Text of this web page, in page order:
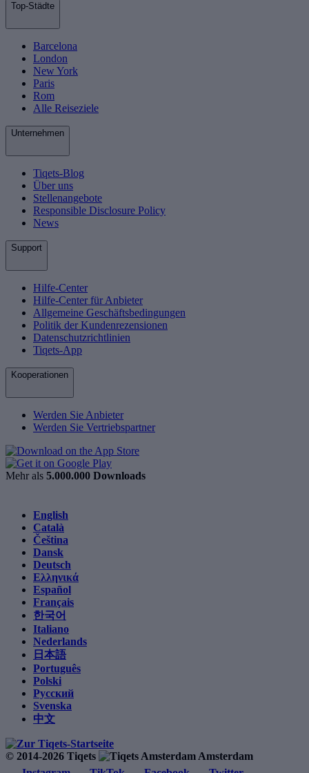
Top-Städte
Barcelona
London
New York
Paris
Rom
Alle Reiseziele
Unternehmen
Tiqets-Blog
Über uns
Stellenangebote
Responsible Disclosure Policy
News
Support
Hilfe-Center
Hilfe-Center für Anbieter
Allgemeine Geschäftsbedingungen
Politik der Kundenrezensionen
Datenschutzrichtlinien
Tiqets-App
Kooperationen
Werden Sie Anbieter
Werden Sie Vertriebspartner
Mehr als 5.000.000 Downloads
English
Català
Čeština
Dansk
Deutsch
Ελληνικά
Español
Français
한국어
Italiano
Nederlands
日本語
Português
Polski
Русский
Svenska
中文
© 2014-2026 Tiqets
Amsterdam